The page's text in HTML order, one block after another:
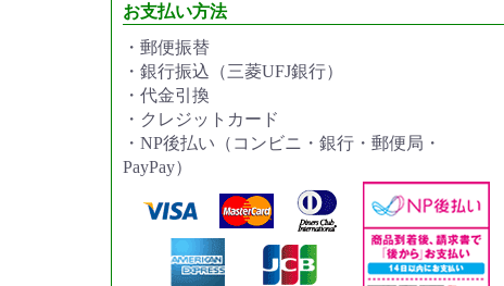
お支払い方法
・郵便振替
・銀行振込（三菱UFJ銀行）
・代金引換
・クレジットカード
・NP後払い（コンビニ・銀行・郵便局・
PayPay）